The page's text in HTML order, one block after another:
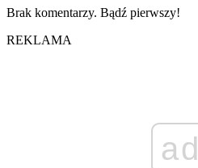
Brak komentarzy. Bądź pierwszy!
REKLAMA
ad